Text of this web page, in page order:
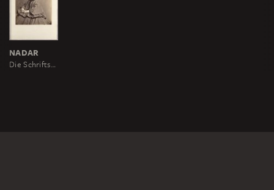
NADAR
Die Schriftstellerin George Sand